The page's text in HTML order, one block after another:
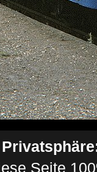
Seite